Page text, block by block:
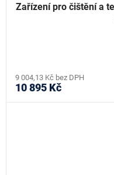
Zařízení pro čištění a
9 004,13 Kč bez DPH
10 895 Kč